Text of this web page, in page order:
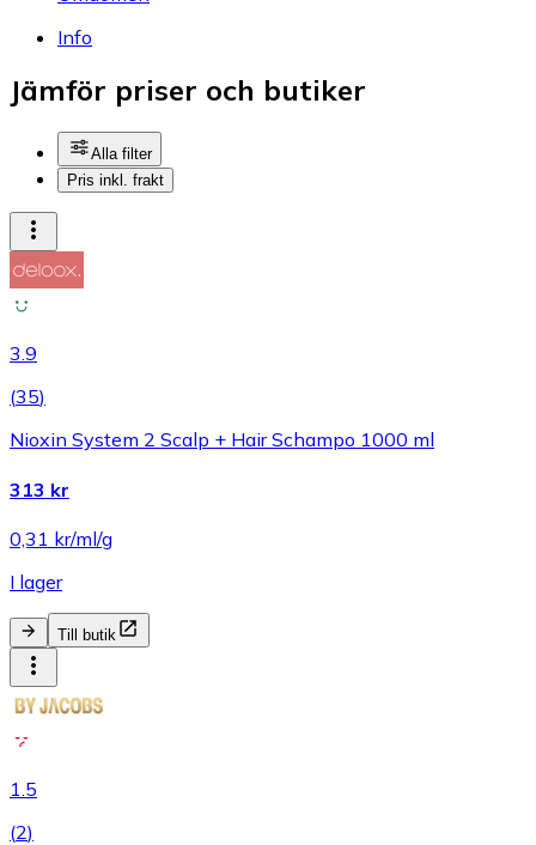
Info
Jämför priser och butiker
Alla filter
Pris inkl. frakt
3.9
(35)
Nioxin System 2 Scalp + Hair Schampo 1000 ml
313 kr
0,31 kr/ml/g
I lager
Till butik
1.5
(2)